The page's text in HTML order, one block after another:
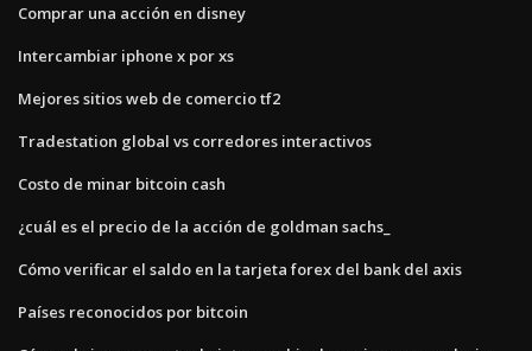
Comprar una acción en disney
Intercambiar iphone x por xs
Mejores sitios web de comercio tf2
Tradestation global vs corredores interactivos
Costo de minar bitcoin cash
¿cuál es el precio de la acción de goldman sachs_
Cómo verificar el saldo en la tarjeta forex del bank del axis
Países reconocidos por bitcoin